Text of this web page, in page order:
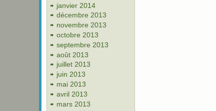
janvier 2014
décembre 2013
novembre 2013
octobre 2013
septembre 2013
août 2013
juillet 2013
juin 2013
mai 2013
avril 2013
mars 2013